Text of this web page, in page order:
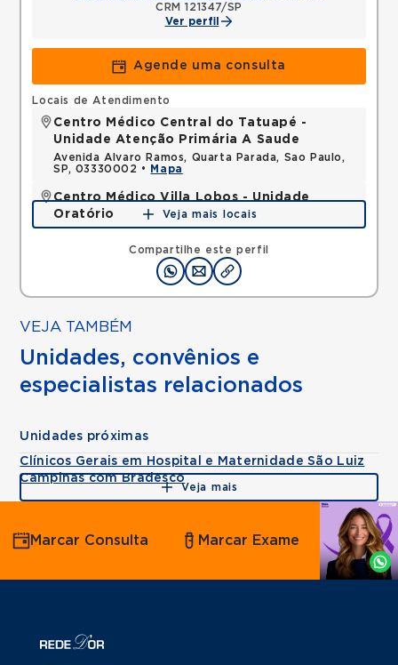
CRM 121347/SP
Ver perfil
Agende uma consulta
Compartilhe este perfil
Locais de Atendimento
Centro Médico Central do Tatuapé -
Unidade Atenção Primária A Saude
Avenida Alvaro Ramos, Quarta Parada, Sao Paulo,
SP, 03330002 •
Mapa
Centro Médico Villa Lobos - Unidade
Oratório
Rua do Oratorio, Mooca, Sao Paulo, SP, 03117000 •
Veja mais locais
VEJA TAMBÉM
Unidades, convênios e
especialistas relacionados
Unidades próximas
Clínicos Gerais em Hospital e Maternidade São Luiz
Campinas com Bradesco
Veja mais
Agende
por
Whatsapp
Marcar Consulta Marcar Exame